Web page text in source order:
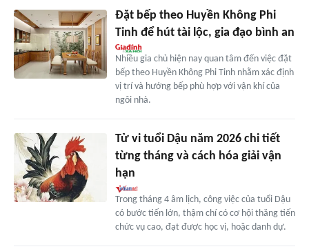
Đặt bếp theo Huyền Không Phi
Tinh để hút tài lộc, gia đạo bình an
Nhiều gia chủ hiện nay quan tâm đến việc đặt
bếp theo Huyền Không Phi Tinh nhằm xác định
vị trí và hướng bếp phù hợp với vận khí của
ngôi nhà.
Tử vi tuổi Dậu năm 2026 chi tiết
từng tháng và cách hóa giải vận
hạn
Trong tháng 4 âm lịch, công việc của tuổi Dậu
có bước tiến lớn, thậm chí có cơ hội thăng tiến
chức vụ cao, đạt được học vị, hoặc danh dự.